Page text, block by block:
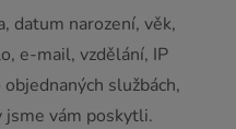
datum narození, věk,
e-mail, vzdělání, IP
službách,
jsme vám poskytli.